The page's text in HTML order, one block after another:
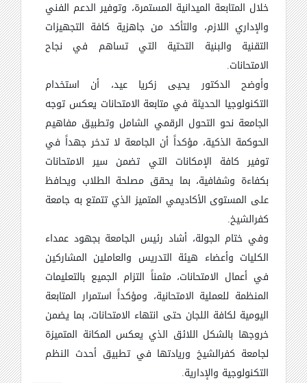
خلال المتابعة الميدانية المستمرة، وتوفير الدعم الفني
والإداري اللازم، والتأكد من جاهزية كافة التجهيزات
التقنية والبنية التحتية التي تساهم في نجاح
الامتحانات.
وأوضح الدكتور يحيى زكريا عيد، أن استخدام
التكنولوجيا الحديثة في متابعة الامتحانات يعكس توجه
الجامعة نحو التحول الرقمي الشامل وتطبيق مفاهيم
الحوكمة الذكية، مؤكداً أن الجامعة لا تدخر جهداً في
توفير كافة الإمكانات التي تضمن سير الامتحانات
بكفاءة وشفافية، بما يحقق مصلحة الطلاب ويحافظ
على المستوى الأكاديمي المتميز الذي تتمتع به جامعة
كفرالشيخ.
وفي ختام الجولة، أشاد رئيس الجامعة بجهود عمداء
الكليات وأعضاء هيئة التدريس والعاملين المشاركين
في أعمال الامتحانات، مثمناً التزام الجميع بالتعليمات
المنظمة للعملية الامتحانية، ومؤكداً استمرار المتابعة
اليومية لكافة اللجان حتى انتهاء الامتحانات، بما يضمن
خروجها بالشكل اللائق الذي يعكس المكانة المتميزة
لجامعة كفرالشيخ وريادتها في تطبيق أحدث النظم
التكنولوجية والإدارية.